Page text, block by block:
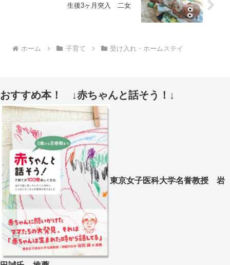
生後3ヶ月突入 二女
ホーム 子育て 受け入れ・ホームステイ
おすすめ本！ ↓赤ちゃんと話そう！↓
東京女子医科大学名誉教授 岩